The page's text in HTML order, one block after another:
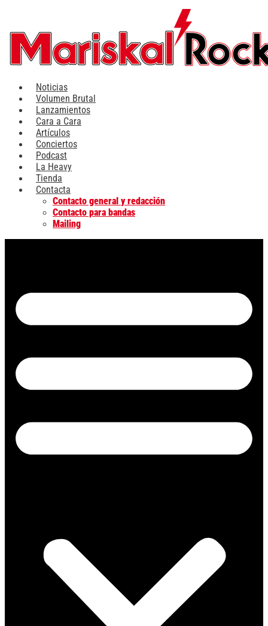
contenido
Noticias
Volumen Brutal
Lanzamientos
Cara a Cara
Artículos
Conciertos
Podcast
La Heavy
Tienda
Contacta
Contacto general y redacción
Contacto para bandas
Mailing